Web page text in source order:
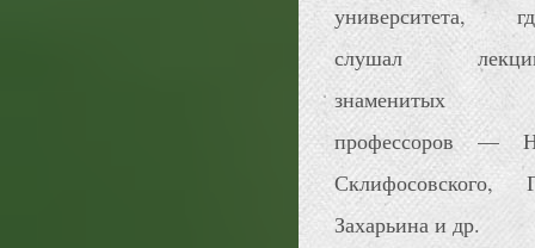
университета,
слушал
знаменитых
профессоров —
Склифосовского,
Захарьина и др.